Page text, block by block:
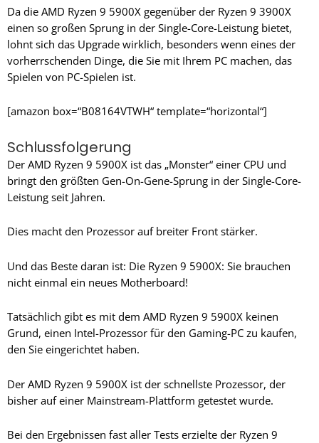
Da die AMD Ryzen 9 5900X gegenüber der Ryzen 9 3900X
einen so großen Sprung in der Single-Core-Leistung bietet,
lohnt sich das Upgrade wirklich, besonders wenn eines der
vorherrschenden Dinge, die Sie mit Ihrem PC machen, das
Spielen von PC-Spielen ist.
[amazon box=“B08164VTWH“ template=“horizontal“]
Schlussfolgerung
Der AMD Ryzen 9 5900X ist das „Monster“ einer CPU und
bringt den größten Gen-On-Gene-Sprung in der Single-Core-
Leistung seit Jahren.
Dies macht den Prozessor auf breiter Front stärker.
Und das Beste daran ist: Die Ryzen 9 5900X: Sie brauchen
nicht einmal ein neues Motherboard!
Tatsächlich gibt es mit dem AMD Ryzen 9 5900X keinen
Grund, einen Intel-Prozessor für den Gaming-PC zu kaufen,
den Sie eingerichtet haben.
Der AMD Ryzen 9 5900X ist der schnellste Prozessor, der
bisher auf einer Mainstream-Plattform getestet wurde.
Bei den Ergebnissen fast aller Tests erzielte der Ryzen 9